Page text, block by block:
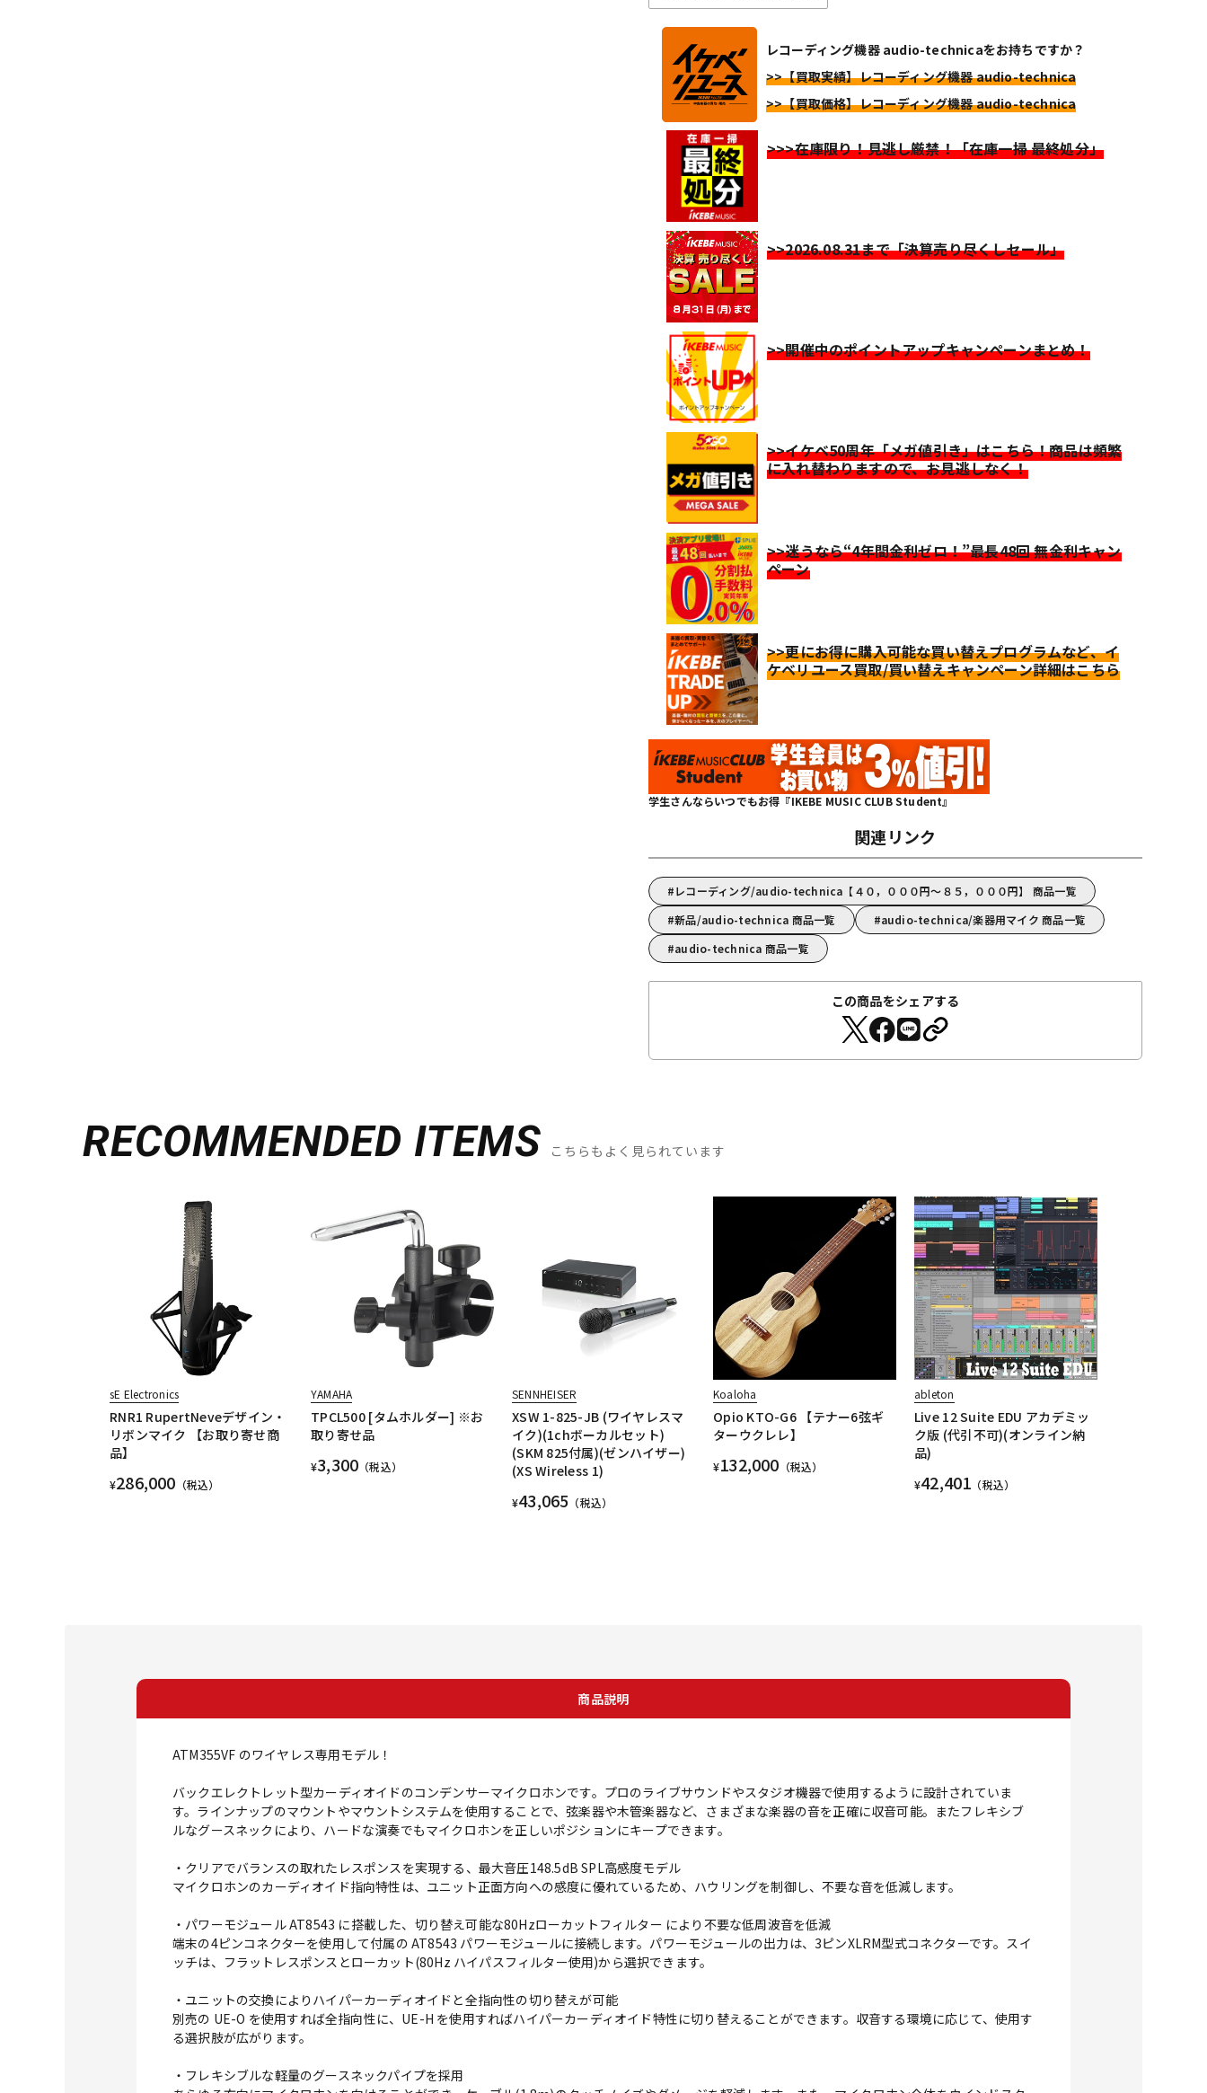
レコーディング機器 audio-technicaをお持ちですか？
>>【買取実績】レコーディング機器 audio-technica
>>【買取価格】レコーディング機器 audio-technica
>>>在庫限り！見逃し厳禁！「在庫一掃 最終処分」
>>2026.08.31まで「決算売り尽くしセール」
>>開催中のポイントアップキャンペーンまとめ！
>>イケベ50周年「メガ値引き」はこちら！商品は頻繁
に入れ替わりますので、お見逃しなく！
>>迷うなら“4年間金利ゼロ！”最長48回 無金利キャン
ペーン
>>更にお得に購入可能な買い替えプログラムなど、イ
ケベリユース買取/買い替えキャンペーン詳細はこちら
学生さんならいつでもお得『IKEBE MUSIC CLUB Student』
関連リンク
レコーディング/audio-technica【４０，０００円～８５，０００円】 商品一覧
新品/audio-technica 商品一覧
audio-technica/楽器用マイク 商品一覧
audio-technica 商品一覧
この商品をシェアする
RECOMMENDED ITEMS こちらもよく見られています
sE Electronics
RNR1 RupertNeveデザイン・
リボンマイク 【お取り寄せ商
品】
¥286,000 （税込）
YAMAHA
TPCL500 [タムホルダー] ※お
取り寄せ品
¥3,300 （税込）
SENNHEISER
XSW 1-825-JB (ワイヤレスマ
イク)(1chボーカルセット)
(SKM 825付属)(ゼンハイザー)
(XS Wireless 1)
¥43,065 （税込）
Koaloha
Opio KTO-G6 【テナー6弦ギ
ターウクレレ】
¥132,000 （税込）
ableton
Live 12 Suite EDU アカデミッ
ク版 (代引不可)(オンライン納
品)
¥42,401 （税込）
商品説明
ATM355VF のワイヤレス専用モデル！
バックエレクトレット型カーディオイドのコンデンサーマイクロホンです。プロのライブサウンドやスタジオ機器で使用するように設計されていま
す。ラインナップのマウントやマウントシステムを使用することで、弦楽器や木管楽器など、さまざまな楽器の音を正確に収音可能。またフレキシブ
ルなグースネックにより、ハードな演奏でもマイクロホンを正しいポジションにキープできます。
・クリアでバランスの取れたレスポンスを実現する、最大音圧148.5dB SPL高感度モデル
マイクロホンのカーディオイド指向特性は、ユニット正面方向への感度に優れているため、ハウリングを制御し、不要な音を低減します。
・パワーモジュール AT8543 に搭載した、切り替え可能な80Hzローカットフィルター により不要な低周波音を低減
端末の4ピンコネクターを使用して付属の AT8543 パワーモジュールに接続します。パワーモジュールの出力は、3ピンXLRM型式コネクターです。スイ
ッチは、フラットレスポンスとローカット(80Hz ハイパスフィルター使用)から選択できます。
・ユニットの交換によりハイパーカーディオイドと全指向性の切り替えが可能
別売の UE-O を使用すれば全指向性に、UE-H を使用すればハイパーカーディオイド特性に切り替えることができます。収音する環境に応じて、使用す
る選択肢が広がります。
・フレキシブルな軽量のグースネックパイプを採用